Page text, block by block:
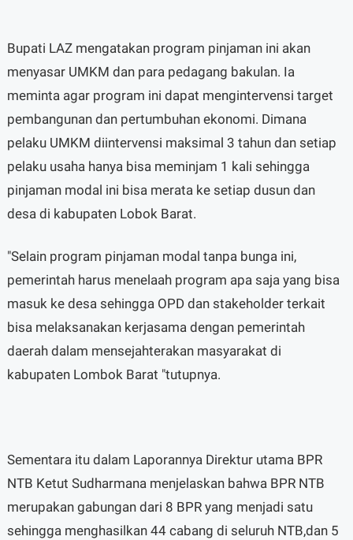
Bupati LAZ mengatakan program pinjaman ini akan
menyasar UMKM dan para pedagang bakulan. Ia
meminta agar program ini dapat mengintervensi target
pembangunan dan pertumbuhan ekonomi. Dimana
pelaku UMKM diintervensi maksimal 3 tahun dan setiap
pelaku usaha hanya bisa meminjam 1 kali sehingga
pinjaman modal ini bisa merata ke setiap dusun dan
desa di kabupaten Lobok Barat.
"Selain program pinjaman modal tanpa bunga ini,
pemerintah harus menelaah program apa saja yang bisa
masuk ke desa sehingga OPD dan stakeholder terkait
bisa melaksanakan kerjasama dengan pemerintah
daerah dalam mensejahterakan masyarakat di
kabupaten Lombok Barat "tutupnya.
Sementara itu dalam Laporannya Direktur utama BPR
NTB Ketut Sudharmana menjelaskan bahwa BPR NTB
merupakan gabungan dari 8 BPR yang menjadi satu
sehingga menghasilkan 44 cabang di seluruh NTB,dan 5